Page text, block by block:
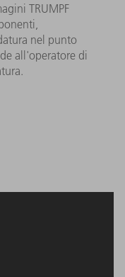
TRUMPF
nel punto
all'operatore di